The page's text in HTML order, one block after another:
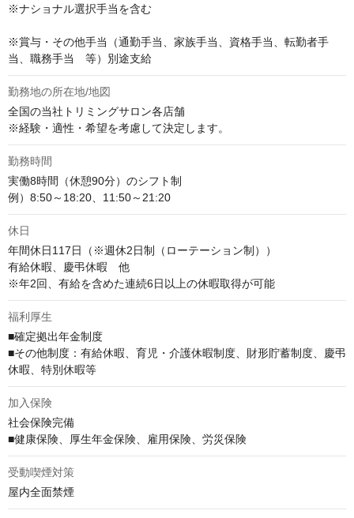
※ナショナル選択手当を含む
※賞与・その他手当（通勤手当、家族手当、資格手当、転勤者手
当、職務手当　等）別途支給
勤務地の所在地/地図
全国の当社トリミングサロン各店舗
※経験・適性・希望を考慮して決定します。
勤務時間
実働8時間（休憩90分）のシフト制
例）8:50～18:20、11:50～21:20
休日
年間休日117日（※週休2日制（ローテーション制））
有給休暇、慶弔休暇　他
※年2回、有給を含めた連続6日以上の休暇取得が可能
福利厚生
■確定拠出年金制度
■その他制度：有給休暇、育児・介護休暇制度、財形貯蓄制度、慶弔
休暇、特別休暇等
加入保険
社会保険完備
■健康保険、厚生年金保険、雇用保険、労災保険
受動喫煙対策
屋内全面禁煙